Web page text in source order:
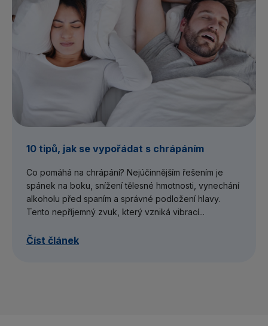
10 tipů, jak se vypořádat s chrápáním
Co pomáhá na chrápání? Nejúčinnějším řešením je
spánek na boku, snížení tělesné hmotnosti, vynechání
alkoholu před spaním a správné podložení hlavy.
Tento nepříjemný zvuk, který vzniká vibrací...
Číst článek